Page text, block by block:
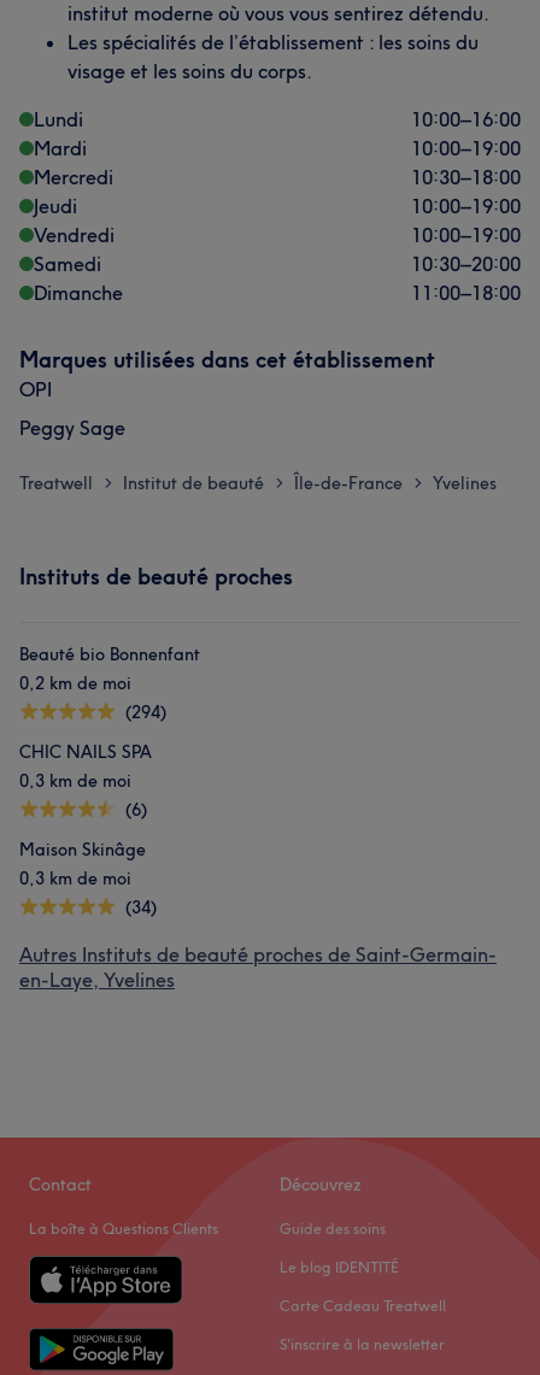
institut moderne où vous vous sentirez détendu.
Les spécialités de l’établissement : les soins du
visage et les soins du corps.
Lundi
10:00–16:00
Mardi
10:00–19:00
Mercredi
10:30–18:00
Jeudi
10:00–19:00
Vendredi
10:00–19:00
Samedi
10:30–20:00
Dimanche
11:00–18:00
Marques utilisées dans cet établissement
OPI
Peggy Sage
Treatwell > Institut de beauté > Île-de-France > Yvelines
Instituts de beauté proches
Beauté bio Bonnenfant
0,2 km de moi
(294)
CHIC NAILS SPA
0,3 km de moi
(6)
Maison Skinâge
0,3 km de moi
(34)
Autres Instituts de beauté proches de Saint-Germain-
en-Laye, Yvelines
Contact
La boîte à Questions Clients
Découvrez
Guide des soins
Le blog IDENTITÉ
Carte Cadeau Treatwell
S'inscrire à la newsletter